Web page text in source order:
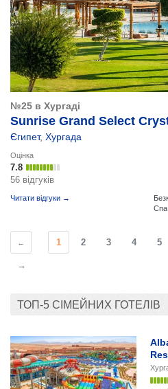
№25 в Хургаді
Sunrise Grand Select
Єгипет, Хургада
Оцінка
7.8
56 відгуків
Читати відгуки →
Спа
← 1 2 3 4 5
→
ТОП-5 СІМЕЙНИХ ГОТЕЛІВ